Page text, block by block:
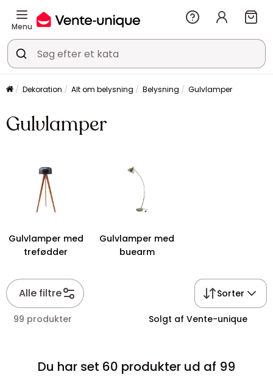
Menu
Dekoration Alt om belysning Belysning Gulvlamper
Gulvlamper
Gulvlamper med
trefødder
Gulvlamper med
buearm
Alle filtre Sorter
99 produkter Solgt af Vente-unique
Du har set 60 produkter ud af 99